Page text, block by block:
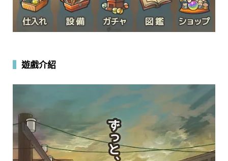
遊戲介紹